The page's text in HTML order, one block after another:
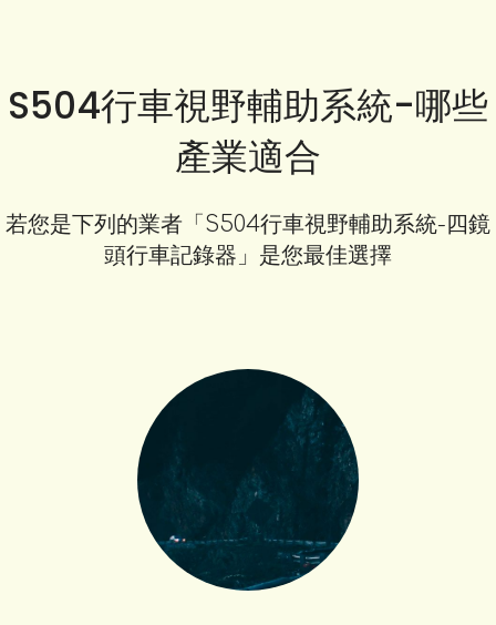
S504行車視野輔助系統-哪些
產業適合
若您是下列的業者「S504行車視野輔助系統-四鏡
頭行車記錄器」是您最佳選擇